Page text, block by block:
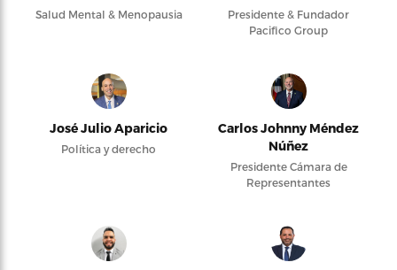
Salud Mental & Menopausia
Presidente & Fundador
Pacifico Group
José Julio Aparicio
Política y derecho
Carlos Johnny Méndez
Núñez
Presidente Cámara de
Representantes